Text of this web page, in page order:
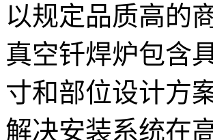
以规定品质高的
真空钎焊炉包含
寸和部位设计方
解决安装系统在